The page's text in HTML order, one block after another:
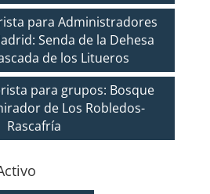
para Administradores
Senda de la Dehesa
de los Litueros
para grupos: Bosque
de Los Robledos-
Rascafría